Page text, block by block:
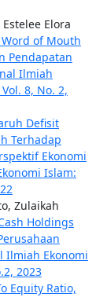
Elora
of Mouth
Pendapatan
Ilmiah
8, No. 2,
Defisit
Terhadap
Ekonomi
Islam:
Zulaikah
Holdings
Ilmiah Ekonomi
2023
Equity Ratio,